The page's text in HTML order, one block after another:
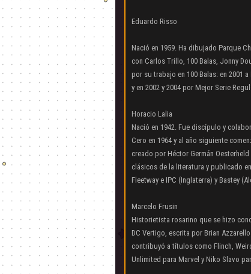
Eduardo Risso
Nació en 1959. Ha dibujado Parque
con Carlos Trillo, 100 Balas, Jonny
por su trabajo en 100 Balas: en 2001
y en 2002 y 2004 por Mejor Serie
Horacio Lalia
Nació en 1942. Fue discípulo y
Cero en 1964 y al año siguiente
creado por Héctor Germán
clásicos de la literatura y publicado
Fleetway e IPC (Inglaterra) y Bastey
Marcelo Frusin
Historietista rosarino que se hizo
DC Vertigo, escrita por Brian
contribuyó a títulos como Flinch,
Unlimited para Marvel y Niko Slavo